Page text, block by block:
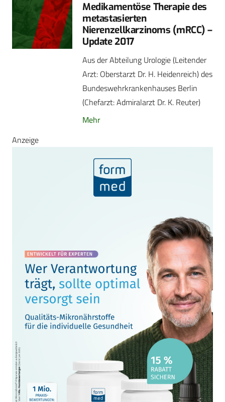
Medikamentöse Therapie des
metastasierten
Nierenzellkarzinoms (mRCC) –
Update 2017
Aus der Abteilung Urologie (Leitender
Arzt: Oberstarzt Dr. H. Heidenreich) des
Bundeswehrkrankenhauses Berlin
(Chefarzt: Admiralarzt Dr. K. Reuter)
Mehr
Anzeige